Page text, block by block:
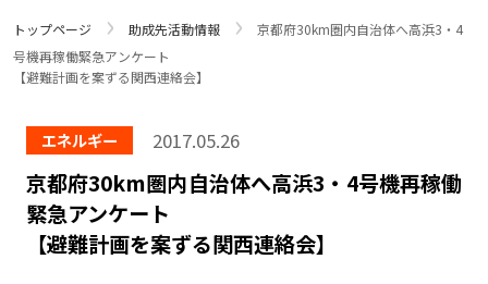
トップページ › 助成先活動情報 ›
京都府30km圏内自治体へ高浜3・4
号機再稼働緊急アンケート
【避難計画を案ずる関西連絡会】
エネルギー 2017.05.26
京都府30km圏内自治体へ高浜3・4号機再稼働
緊急アンケート
【避難計画を案ずる関西連絡会】